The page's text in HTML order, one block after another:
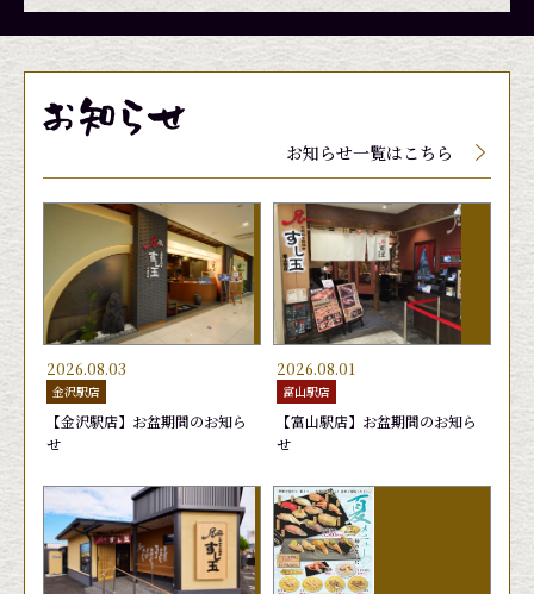
メニューに関しましては、季節、天候によって入
荷していない場合、品質保持の為店頭にて値段が
変動する場合がございます。
165円
きゅ
165円
メニューに関しましては、季節、天候によって入
荷していない場合、品質保持の為店頭にて値段が
変動する場合がございます。
220円
ゆで
220円
メニューに関しましては、季節、天候によって入
荷していない場合、品質保持の為店頭にて値段が
変動する場合がございます。
165円
165円
お知らせ一覧はこちら
2026.08.03
金沢駅店
【金沢駅店】お盆期間のお知ら
せ
2026.08.01
富山駅店
【富山駅店】お盆期間のお知ら
せ